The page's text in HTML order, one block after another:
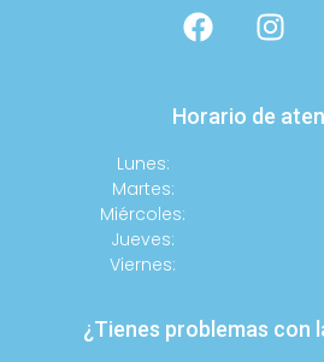
Horario de
Lunes:
Martes:
Miércoles:
Jueves:
Viernes:
¿Tienes problemas con